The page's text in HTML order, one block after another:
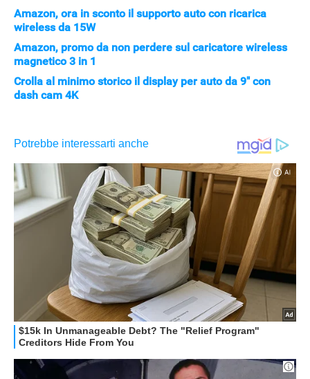
Amazon, ora in sconto il supporto auto con ricarica
wireless da 15W
Amazon, promo da non perdere sul caricatore wireless
magnetico 3 in 1
Crolla al minimo storico il display per auto da 9" con
dash cam 4K